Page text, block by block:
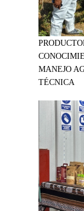
MANEJO
TÉCNICA